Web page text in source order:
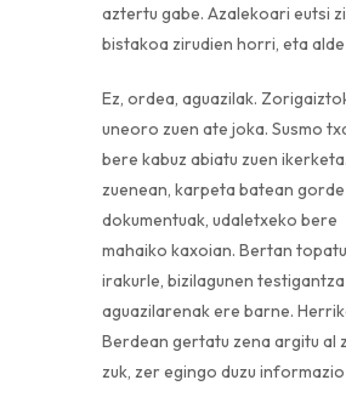
aztertu gabe. Azalekoari eutsi
bistakoa zirudien horri, eta alde
Ez, ordea, aguazilak.
uneoro zuen ate joka. Susmo
bere kabuz abiatu zuen
zuenean, karpeta batean
dokumentuak, udaletxeko bere
mahaiko kaxoian. Bertan
irakurle, bizilagunen
aguazilarenak ere barne.
Berdean gertatu zena argitu al
zuk, zer egingo duzu